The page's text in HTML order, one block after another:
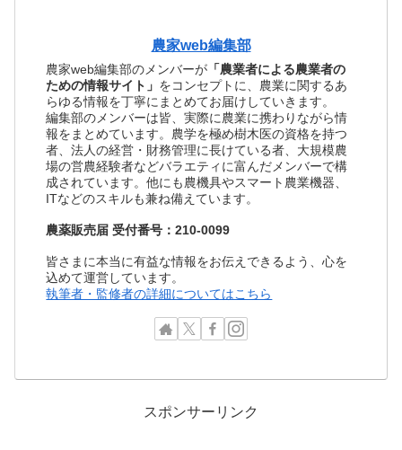
農家web編集部
農家web編集部のメンバーが 「農業者による農業者の
ための情報サイト」 をコンセプトに、農業に関するあ
らゆる情報を丁寧にまとめてお届けしていきます。
編集部のメンバーは皆、実際に農業に携わりながら情
報をまとめています。農学を極め樹木医の資格を持つ
者、法人の経営・財務管理に長けている者、大規模農
場の営農経験者などバラエティに富んだメンバーで構
成されています。他にも農機具やスマート農業機器、
ITなどのスキルも兼ね備えています。
農薬販売届 受付番号：210-0099
皆さまに本当に有益な情報をお伝えできるよう、心を
込めて運営しています。
執筆者・監修者の詳細についてはこちら
スポンサーリンク